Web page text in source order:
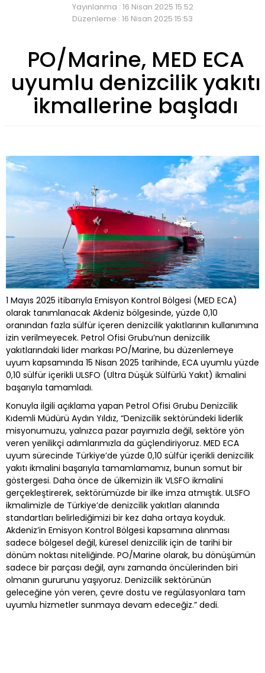
Yayınlanma : 16 Nisan 2025 15:52
Düzenleme : 16 Nisan 2025 15:53
PO/Marine, MED ECA
uyumlu denizcilik yakıtı
ikmallerine başladı
1 Mayıs 2025 itibarıyla Emisyon Kontrol Bölgesi (MED ECA)
olarak tanımlanacak Akdeniz bölgesinde, yüzde 0,10
oranından fazla sülfür içeren denizcilik yakıtlarının kullanımına
izin verilmeyecek. Petrol Ofisi Grubu’nun denizcilik
yakıtlarındaki lider markası PO/Marine, bu düzenlemeye
uyum kapsamında 15 Nisan 2025 tarihinde, ECA uyumlu yüzde
0,10 sülfür içerikli ULSFO (Ultra Düşük Sülfürlü Yakıt) ikmalini
başarıyla tamamladı.
Konuyla ilgili açıklama yapan Petrol Ofisi Grubu Denizcilik
Kıdemli Müdürü Aydın Yıldız, “Denizcilik sektöründeki liderlik
misyonumuzu, yalnızca pazar payımızla değil, sektöre yön
veren yenilikçi adımlarımızla da güçlendiriyoruz. MED ECA
uyum sürecinde Türkiye’de yüzde 0,10 sülfür içerikli denizcilik
yakıtı ikmalini başarıyla tamamlamamız, bunun somut bir
göstergesi. Daha önce de ülkemizin ilk VLSFO ikmalini
gerçekleştirerek, sektörümüzde bir ilke imza atmıştık. ULSFO
ikmalimizle de Türkiye’de denizcilik yakıtları alanında
standartları belirlediğimizi bir kez daha ortaya koyduk.
Akdeniz’in Emisyon Kontrol Bölgesi kapsamına alınması
sadece bölgesel değil, küresel denizcilik için de tarihi bir
dönüm noktası niteliğinde. PO/Marine olarak, bu dönüşümün
sadece bir parçası değil, aynı zamanda öncülerinden biri
olmanın gururunu yaşıyoruz. Denizcilik sektörünün
geleceğine yön veren, çevre dostu ve regülasyonlara tam
uyumlu hizmetler sunmaya devam edeceğiz.” dedi.